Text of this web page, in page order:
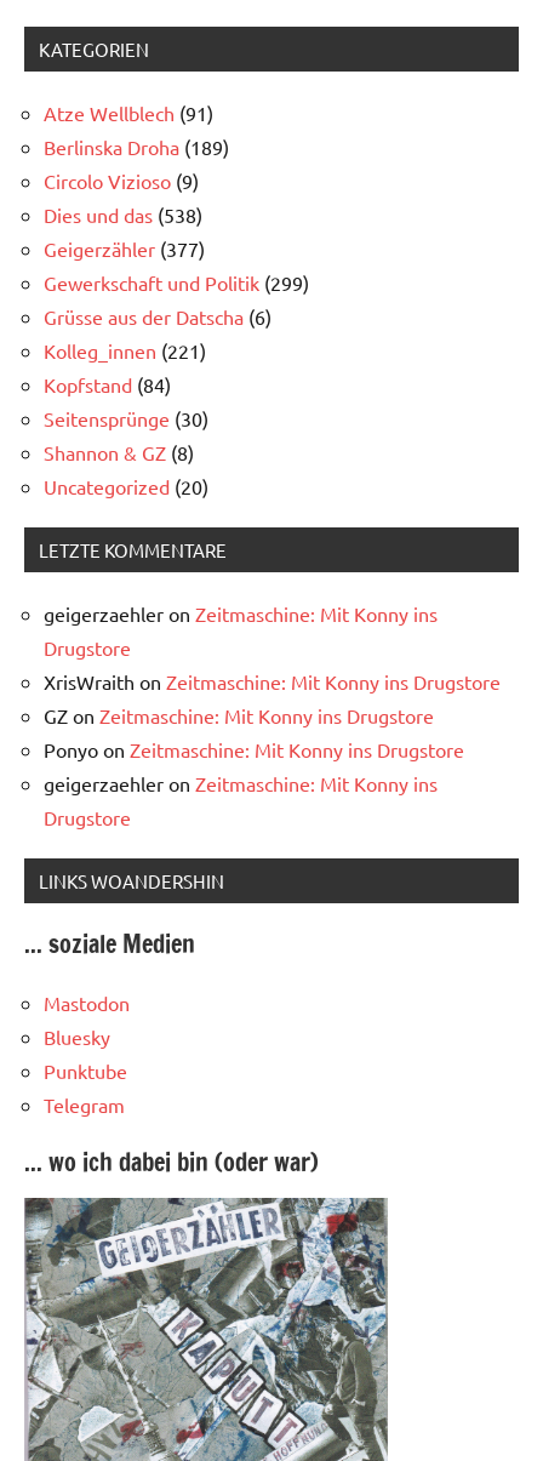
KATEGORIEN
Atze Wellblech (91)
Berlinska Droha (189)
Circolo Vizioso (9)
Dies und das (538)
Geigerzähler (377)
Gewerkschaft und Politik (299)
Grüsse aus der Datscha (6)
Kolleg_innen (221)
Kopfstand (84)
Seitensprünge (30)
Shannon & GZ (8)
Uncategorized (20)
LETZTE KOMMENTARE
geigerzaehler on Zeitmaschine: Mit Konny ins
Drugstore
XrisWraith on Zeitmaschine: Mit Konny ins Drugstore
GZ on Zeitmaschine: Mit Konny ins Drugstore
Ponyo on Zeitmaschine: Mit Konny ins Drugstore
geigerzaehler on Zeitmaschine: Mit Konny ins
Drugstore
LINKS WOANDERSHIN
... soziale Medien
Mastodon
Bluesky
Punktube
Telegram
... wo ich dabei bin (oder war)